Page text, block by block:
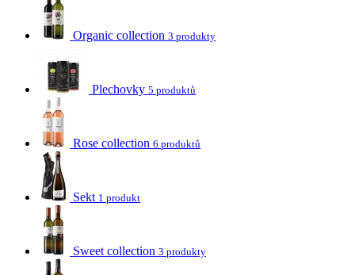
Organic collection 3 produkty
Plechovky 5 produktů
Rose collection 6 produktů
Sekt 1 produkt
Sweet collection 3 produkty